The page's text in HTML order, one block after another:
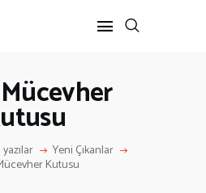
Mücevher
Yeni Çıkanlar
Kutusu